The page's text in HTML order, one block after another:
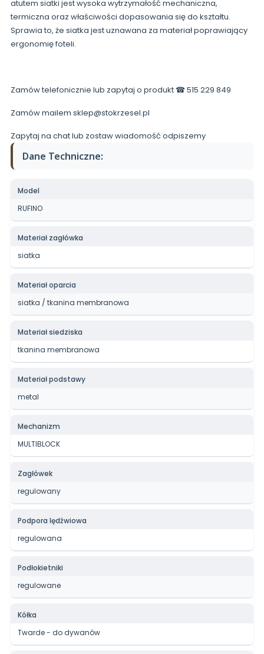
atutem siatki jest wysoka wytrzymałość mechaniczna,
termiczna oraz właściwości dopasowania się do kształtu.
Sprawia to, że siatka jest uznawana za materiał poprawiający
ergonomię foteli.
Zamów telefonicznie lub zapytaj o produkt ☎ 515 229 849
Zamów mailem sklep@stokrzesel.pl
Zapytaj na chat lub zostaw wiadomość odpiszemy
Dane Techniczne:
Model
RUFINO
Materiał zagłówka
siatka
Materiał oparcia
siatka / tkanina membranowa
Materiał siedziska
tkanina membranowa
Materiał podstawy
metal
Mechanizm
MULTIBLOCK
Zagłówek
regulowany
Podpora lędźwiowa
regulowana
Podłokietniki
regulowane
Kółka
Twarde - do dywanów